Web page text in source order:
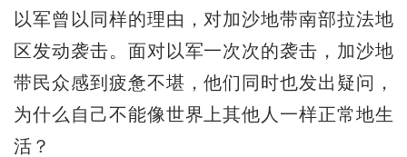
以军曾以同样的理由，对加沙地带南部拉法地
区发动袭击。面对以军一次次的袭击，加沙地
带民众感到疲惫不堪，他们同时也发出疑问，
为什么自己不能像世界上其他人一样正常地生
活？